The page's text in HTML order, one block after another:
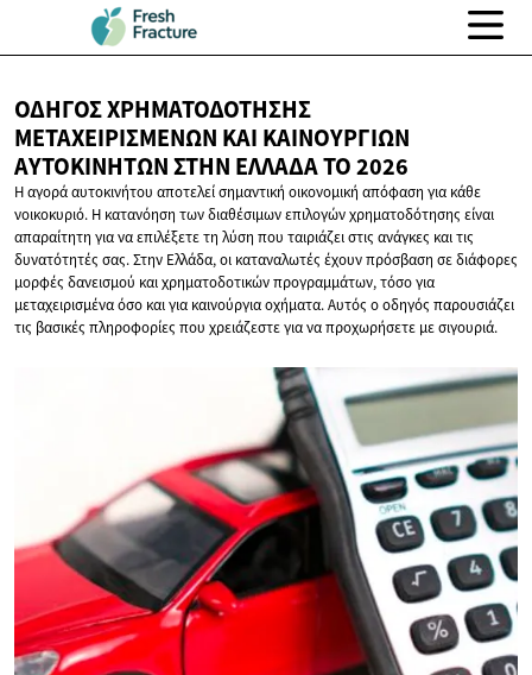
ΟΔΗΓΌΣ ΧΡΗΜΑΤΟΔΌΤΗΣΗΣ
ΜΕΤΑΧΕΙΡΙΣΜΈΝΩΝ ΚΑΙ ΚΑΙΝΟΎΡΓΙΩΝ
ΑΥΤΟΚΙΝΉΤΩΝ ΣΤΗΝ ΕΛΛΆΔΑΤΟ 2026
Η αγορά αυτοκινήτου αποτελεί σημαντική οικονομική απόφαση για κάθε
νοικοκυριό. Η κατανόηση των διαθέσιμων επιλογών χρηματοδότησης είναι
απαραίτητη για να επιλέξετε τη λύση που ταιριάζει στις ανάγκες και τις
δυνατότητές σας. Στην Ελλάδα, οι καταναλωτές έχουν πρόσβαση σε διάφορες
μορφές δανεισμού και χρηματοδοτικών προγραμμάτων, τόσο για
μεταχειρισμένα όσο και για καινούργια οχήματα. Αυτός ο οδηγός παρουσιάζει
τις βασικές πληροφορίες που χρειάζεστε για να προχωρήσετε με σιγουριά.